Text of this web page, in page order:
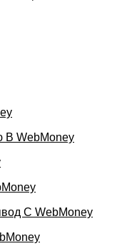
В WebMoney
С WebMoney